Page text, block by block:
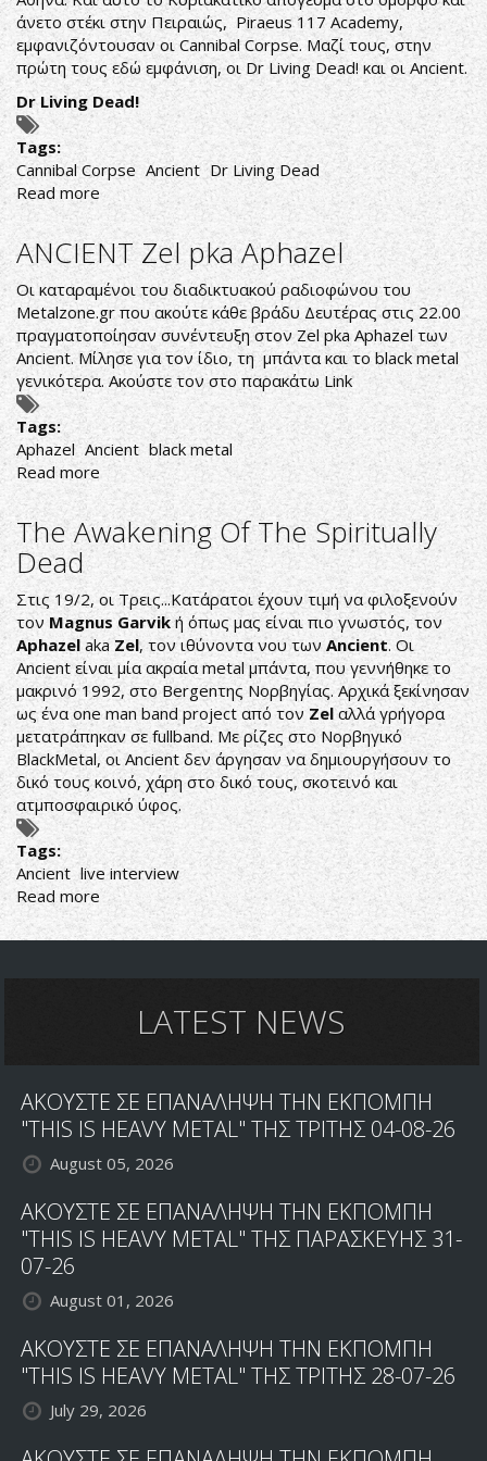
άνετο στέκι στην Πειραιώς, Piraeus 117 Academy,
εμφανιζόντουσαν οι Cannibal Corpse. Μαζί τους, στην
πρώτη τους εδώ εμφάνιση, οι Dr Living Dead! και οι Ancient.
Dr Living Dead!
Tags:
Cannibal Corpse Ancient Dr Living Dead
Read moreabout
CANNIBAL
CORPSE
LIVE
Piraeus
117
Academy
ANCIENT Zel pka Aphazel
Οι καταραμένοι του διαδικτυακού ραδιοφώνου του
Metalzone.gr που ακούτε κάθε βράδυ Δευτέρας στις 22.00
πραγματοποίησαν συνέντευξη στον Zel pka Aphazel των
Ancient. Μίλησε για τον ίδιο, τη μπάντα και το black metal
γενικότερα. Ακούστε τον στο παρακάτω Link
Tags:
Aphazel Ancient black metal
Read more about
ANCIENT
Zel
pka
Aphazel
The Awakening Of The Spiritually
Dead
Στις 19/2, οι Τρεις...Κατάρατοι έχουν τιμή να φιλοξενούν
τον Magnus Garvikή όπως μας είναι πιο γνωστός, τον
Aphazel akaZel, τον ιθύνοντα νου των Ancient. Οι
Ancient είναι μία ακραία metal μπάντα, που γεννήθηκε το
μακρινό 1992, στο Bergenτης Νορβηγίας. Αρχικά ξεκίνησαν
ως ένα one man band project από τον Zel αλλά γρήγορα
μετατράπηκαν σε fullband. Με ρίζες στο Νορβηγικό
BlackMetal, οι Ancient δεν άργησαν να δημιουργήσουν το
δικό τους κοινό, χάρη στο δικό τους, σκοτεινό και
ατμποσφαιρικό ύφος.
Tags:
Ancient live interview
Read more about
The
Awakening
SpirituallyLATEST NEWS
ΑΚΟΥΣΤΕ ΣΕ ΕΠΑΝΑΛΗΨΗ ΤΗΝ ΕΚΠΟΜΠΗ
"THIS IS HEAVY METAL" ΤΗΣ ΤΡΙΤΗΣ 04-08-26
August 05, 2026
ΑΚΟΥΣΤΕ ΣΕ ΕΠΑΝΑΛΗΨΗ ΤΗΝ ΕΚΠΟΜΠΗ
"THIS IS HEAVY METAL" ΤΗΣ ΠΑΡΑΣΚΕΥΗΣ 31-
07-26
August 01, 2026
ΑΚΟΥΣΤΕ ΣΕ ΕΠΑΝΑΛΗΨΗ ΤΗΝ ΕΚΠΟΜΠΗ
"THIS IS HEAVY METAL" ΤΗΣ ΤΡΙΤΗΣ 28-07-26
July 29, 2026